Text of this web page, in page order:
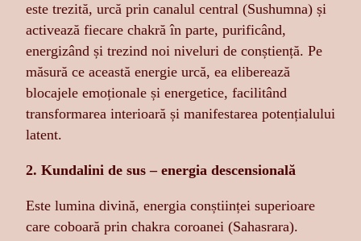
este trezită, urcă prin canalul central (Sushumna) și
activează fiecare chakră în parte, purificând,
energizând și trezind noi niveluri de conștiență. Pe
măsură ce această energie urcă, ea eliberează
blocajele emoționale și energetice, facilitând
transformarea interioară și manifestarea potențialului
latent.
2. Kundalini de sus – energia descensională
Este lumina divină, energia conștiinței superioare
care coboară prin chakra coroanei (Sahasrara).